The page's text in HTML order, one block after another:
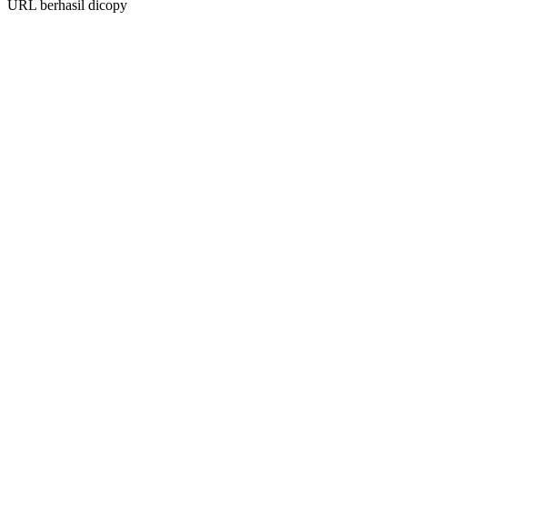
URL berhasil dicopy